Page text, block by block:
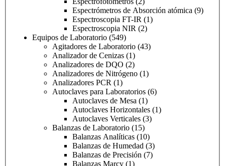
Espectrómetros de Absorción atómica (9)
Espectroscopia FT-IR (1)
Espectroscopia NIR (2)
Equipos de Laboratorio (549)
Agitadores de Laboratorio (43)
Analizador de Cenizas (1)
Analizadores de DQO (2)
Analizadores de Nitrógeno (1)
Analizadores PCR (1)
Autoclaves para Laboratorios (6)
Autoclaves de Mesa (1)
Autoclaves Horizontales (1)
Autoclaves Verticales (3)
Balanzas de Laboratorio (15)
Balanzas Analíticas (10)
Balanzas de Humedad (3)
Balanzas de Precisión (7)
Balanzas Marcy (1)